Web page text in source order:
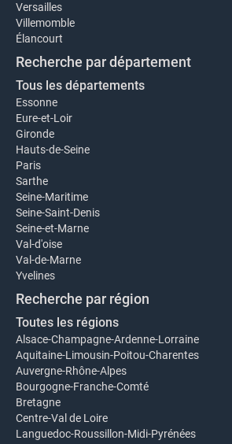
Versailles
Villemomble
Élancourt
Recherche par département
Tous les départements
Essonne
Eure-et-Loir
Gironde
Hauts-de-Seine
Paris
Sarthe
Seine-Maritime
Seine-Saint-Denis
Seine-et-Marne
Val-d'oise
Val-de-Marne
Yvelines
Recherche par région
Toutes les régions
Alsace-Champagne-Ardenne-Lorraine
Aquitaine-Limousin-Poitou-Charentes
Auvergne-Rhône-Alpes
Bourgogne-Franche-Comté
Bretagne
Centre-Val de Loire
Languedoc-Roussillon-Midi-Pyrénées